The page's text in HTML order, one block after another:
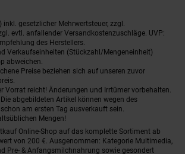
inkl. gesetzlicher Mehrwertsteuer, zzgl.
evtl. anfallender Versandkostenzuschläge. UVP:
des Herstellers.
Verkaufseinheiten (Stückzahl/Mengeneinheit)
abweichen.
Preise beziehen sich auf unseren zuvor
Vorrat reicht! Änderungen und Irrtümer vorbehalten.
abgebildeten Artikel können wegen des
am ersten Tag ausverkauft sein.
Mengen!
Online-Shop auf das komplette Sortiment ab
von 200 €. Ausgenommen: Kategorie Multimedia,
Pre- & Anfangsmilchnahrung sowie gesondert